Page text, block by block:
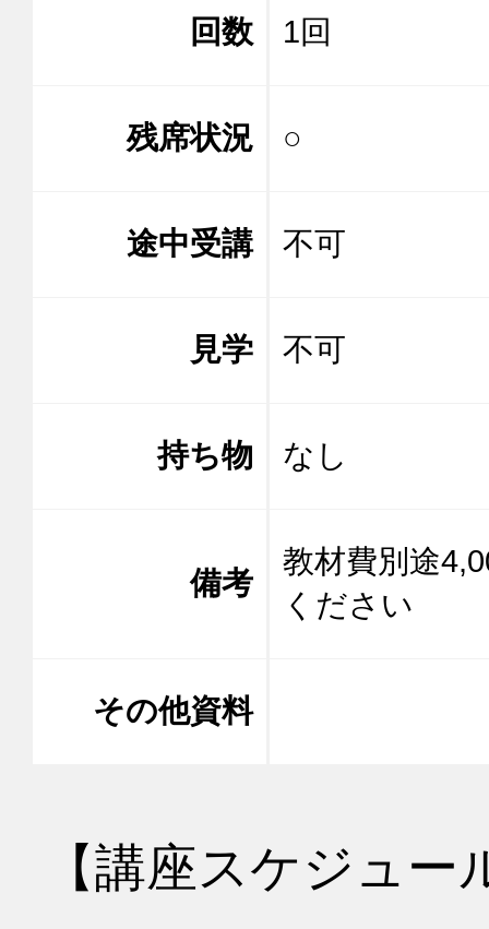
回数 1回
残席状況 ○
途中受講 不可
見学 不可
持ち物 なし
備考
教材費別途
ください
その他資料
【講座スケジュー